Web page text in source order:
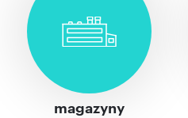
magazyny